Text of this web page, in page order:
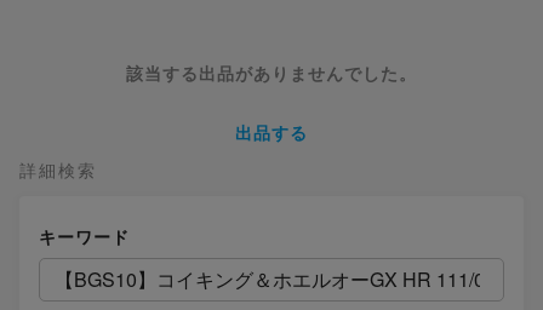
詳細検索
キーワード
該当する出品がありませんでした。
出品する